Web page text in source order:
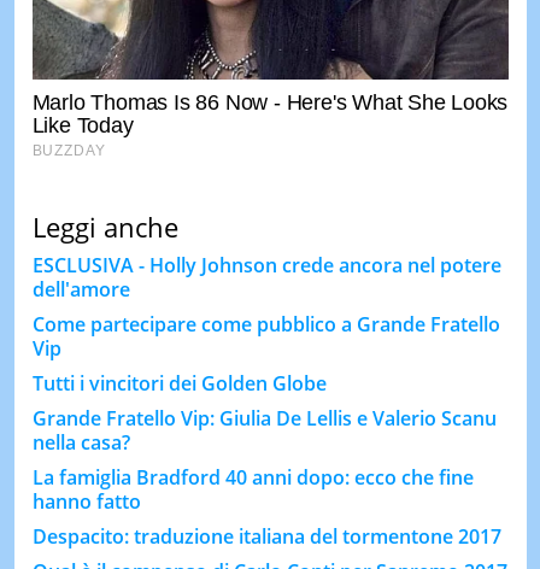
Leggi anche
ESCLUSIVA - Holly Johnson crede ancora nel potere
dell'amore
Come partecipare come pubblico a Grande Fratello
Vip
Tutti i vincitori dei Golden Globe
Grande Fratello Vip: Giulia De Lellis e Valerio Scanu
nella casa?
La famiglia Bradford 40 anni dopo: ecco che fine
hanno fatto
Despacito: traduzione italiana del tormentone 2017